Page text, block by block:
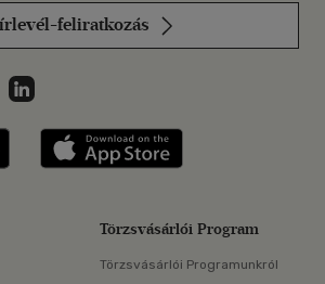
feliratkozás
on
az Instagramon
Libri a LinkedInen
Libri applikáció Szerezd meg: Google
Törzsvásárlói Program
Törzsvásárlói Programunkról